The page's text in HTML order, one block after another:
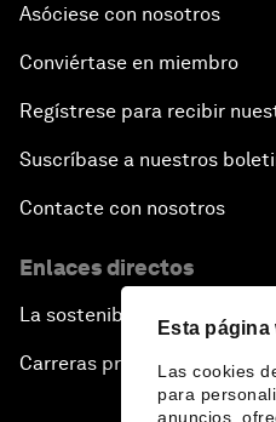
Esta
Las cookies
para
anuncios,
Asóciese con nosotros
Conviértase en miembro
Regístrese para recibir
Suscríbase a nuestros
Contacte con nosotros
Enlaces directos
La sostenibilidad en el Foro
Carreras profesionales